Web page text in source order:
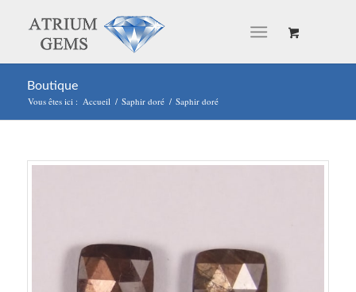
Boutique
Vous êtes ici : Accueil / Saphir doré / Saphir doré